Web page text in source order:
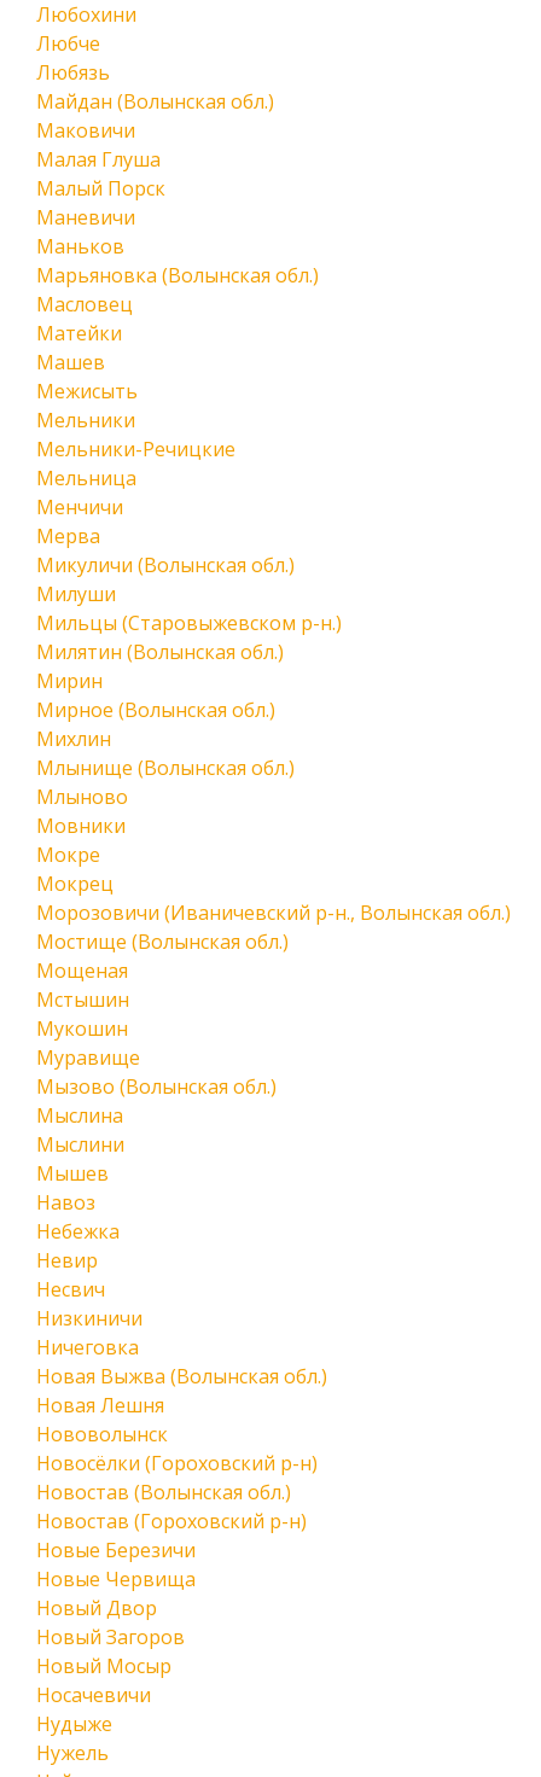
Любохини
Любче
Любязь
Майдан (Волынская обл.)
Маковичи
Малая Глуша
Малый Порск
Маневичи
Маньков
Марьяновка (Волынская обл.)
Масловец
Матейки
Машев
Межисыть
Мельники
Мельники-Речицкие
Мельница
Менчичи
Мерва
Микуличи (Волынская обл.)
Милуши
Мильцы (Старовыжевском р-н.)
Милятин (Волынская обл.)
Мирин
Мирное (Волынская обл.)
Михлин
Млынище (Волынская обл.)
Млыново
Мовники
Мокре
Мокрец
Морозовичи (Иваничевский р-н., Волынская обл.)
Мостище (Волынская обл.)
Мощеная
Мстышин
Мукошин
Муравище
Мызово (Волынская обл.)
Мыслина
Мыслини
Мышев
Навоз
Небежка
Невир
Несвич
Низкиничи
Ничеговка
Новая Выжва (Волынская обл.)
Новая Лешня
Нововолынск
Новосёлки (Гороховский р-н)
Новостав (Волынская обл.)
Новостав (Гороховский р-н)
Новые Березичи
Новые Червища
Новый Двор
Новый Загоров
Новый Мосыр
Носачевичи
Нудыже
Нужель